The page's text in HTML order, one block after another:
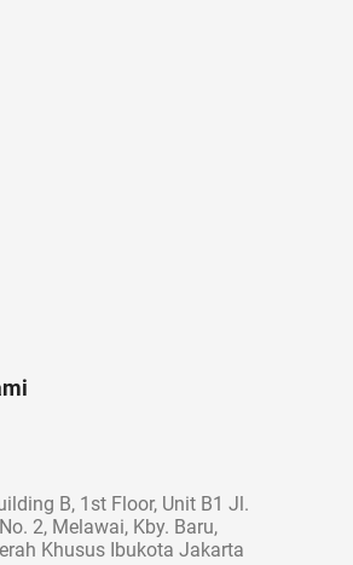
B, 1st Floor, Unit B1 Jl.
2, Melawai, Kby. Baru,
Khusus Ibukota Jakarta